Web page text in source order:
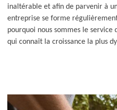
inaltérable et afin de parvenir à
entreprise se forme
pourquoi nous sommes le service
qui connaît la croissance la plus